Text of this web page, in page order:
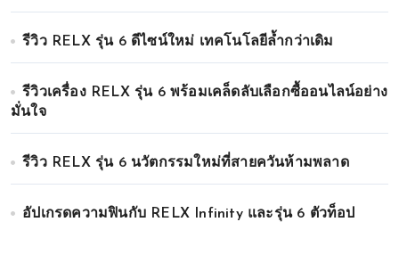
รีวิว RELX รุ่น 6 ดีไซน์ใหม่ เทคโนโลยีล้ำกว่าเดิม
รีวิวเครื่อง RELX รุ่น 6 พร้อมเคล็ดลับเลือกซื้ออนไลน์อย่าง
มั่นใจ
รีวิว RELX รุ่น 6 นวัตกรรมใหม่ที่สายควันห้ามพลาด
อัปเกรดความฟินกับ RELX Infinity และรุ่น 6 ตัวท็อป